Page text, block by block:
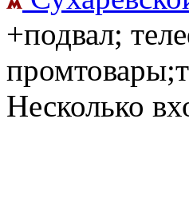
+подвал;
Несколько